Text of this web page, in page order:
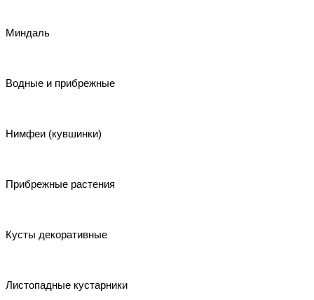
Миндаль
Водные и прибрежные
Нимфеи (кувшинки)
Прибрежные растения
Кусты декоративные
Листопадные кустарники